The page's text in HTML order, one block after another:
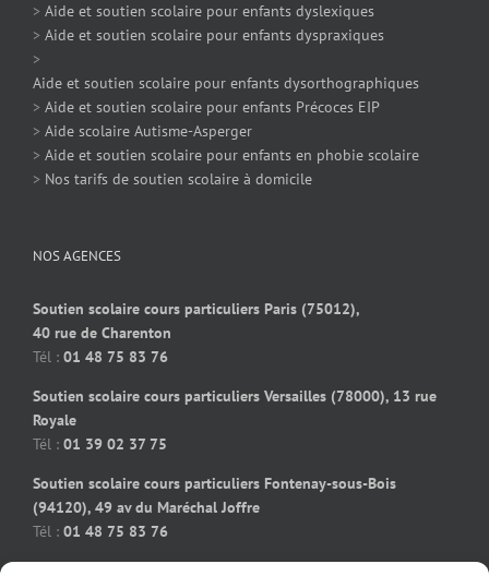
> Aide et soutien scolaire pour enfants dyslexiques
> Aide et soutien scolaire pour enfants dyspraxiques
>
Aide et soutien scolaire pour enfants dysorthographiques
> Aide et soutien scolaire pour enfants Précoces EIP
> Aide scolaire Autisme-Asperger
> Aide et soutien scolaire pour enfants en phobie scolaire
> Nos tarifs de soutien scolaire à domicile
NOS AGENCES
Soutien scolaire cours particuliers Paris (75012),
40 rue de Charenton
Tél : 01 48 75 83 76
Soutien scolaire cours particuliers Versailles (78000), 13 rue
Royale
Tél : 01 39 02 37 75
Soutien scolaire cours particuliers Fontenay-sous-Bois
(94120), 49 av du Maréchal Joffre
Tél : 01 48 75 83 76